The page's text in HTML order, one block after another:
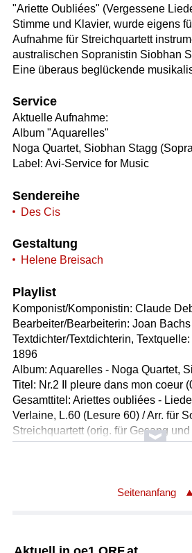
"Ariette Oubliées" (Vergessene
Stimme und Klavier, wurde eigens
Aufnahme für Streichquartett
australischen Sopranistin Siobhan
Eine überaus beglückende
Service
Aktuelle Aufnahme:
Album "Aquarelles"
Noga Quartet, Siobhan Stagg
Label: Avi-Service for Music
Sendereihe
Des Cis
Gestaltung
Helene Breisach
Playlist
Komponist/Komponistin: Claude
Bearbeiter/Bearbeiterin: Joan
Textdichter/Textdichterin,
1896
Album: Aquarelles - Noga Quartet,
Titel: Nr.2 Il pleure dans mon coeur
Gesamttitel: Ariettes oubliées -
Verlaine, L.60 (Lesure 60) / Arr. für
Streichquartett (orig. für Gesang
Solist/Solistin: Siobhan Stagg /
Solist/Solistin: Lauriane Vernhes /
Seitenanfang